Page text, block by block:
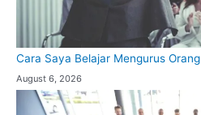
Cara Saya Belajar Mengurus Orang
August 6, 2026